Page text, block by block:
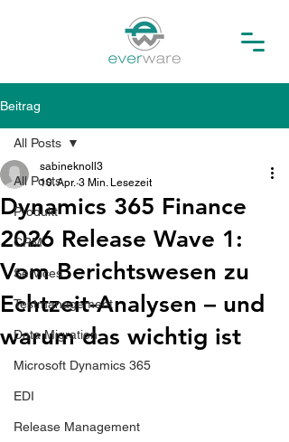
Beitrag
All Posts
Produkt
CRM
Services
Testmanagement
Data Migration
Microsoft Dynamics 365
EDI
Release Management
All Posts
Dynamics 365 Finance
2026 Release Wave 1:
Vom Berichtswesen zu
Echtzeit-Analysen – und
warum das wichtig ist
sabineknoll3
10. Apr. 3 Min. Lesezeit